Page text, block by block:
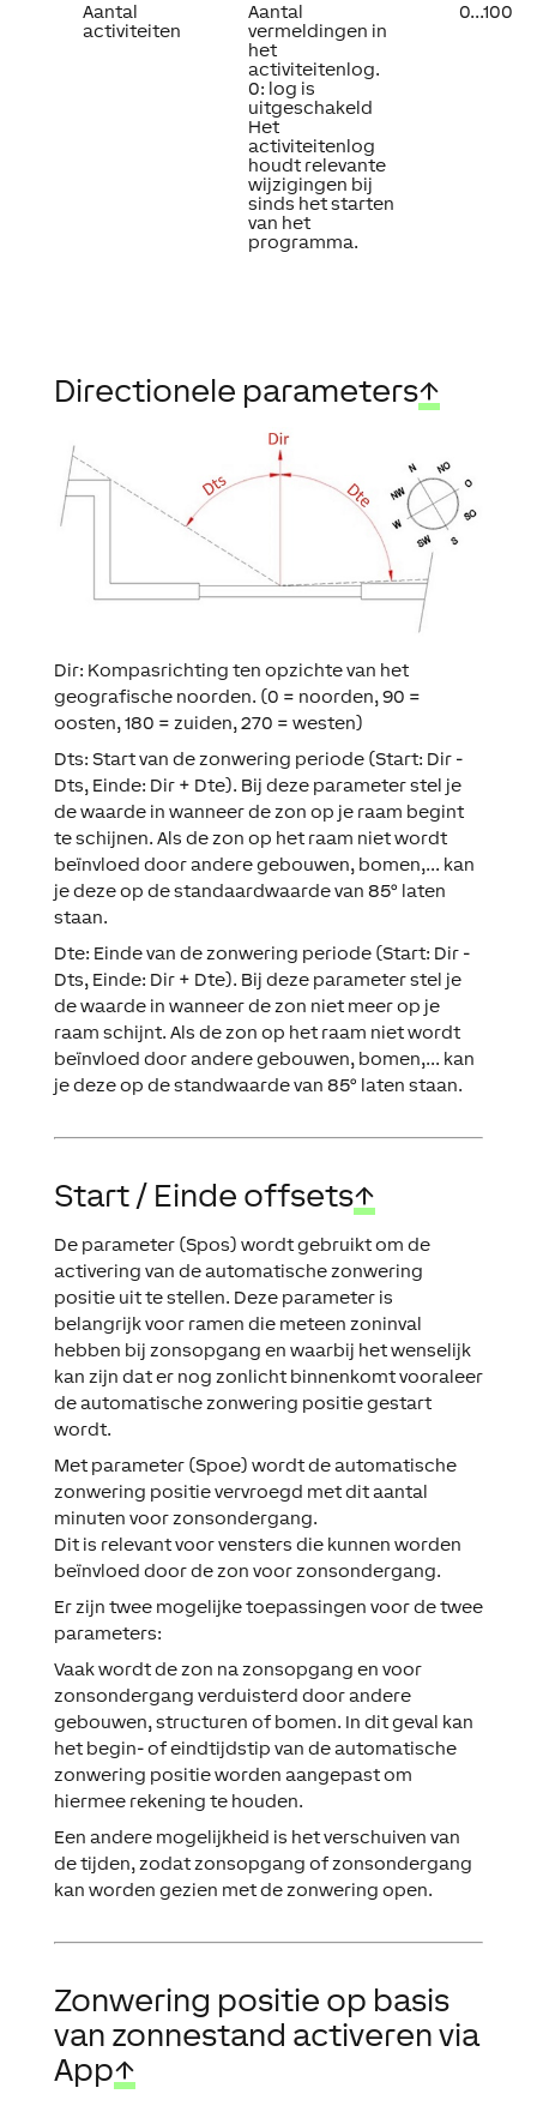
Aantal
activiteiten
Aantal
vermeldingen in
het
activiteitenlog.
0: log is
uitgeschakeld
Het
activiteitenlog
houdt relevante
wijzigingen bij
sinds het starten
van het
programma.
0...100
Directionele parameters↑
Dir: Kompasrichting ten opzichte van het
geografische noorden. (0 = noorden, 90 =
oosten, 180 = zuiden, 270 = westen)
Dts: Start van de zonwering periode (Start: Dir -
Dts, Einde: Dir + Dte). Bij deze parameter stel je
de waarde in wanneer de zon op je raam begint
te schijnen. Als de zon op het raam niet wordt
beïnvloed door andere gebouwen, bomen,... kan
je deze op de standaardwaarde van 85° laten
staan.
Dte: Einde van de zonwering periode (Start: Dir -
Dts, Einde: Dir + Dte). Bij deze parameter stel je
de waarde in wanneer de zon niet meer op je
raam schijnt. Als de zon op het raam niet wordt
beïnvloed door andere gebouwen, bomen,... kan
je deze op de standwaarde van 85° laten staan.
Start / Einde offsets↑
De parameter (Spos) wordt gebruikt om de
activering van de automatische zonwering
positie uit te stellen. Deze parameter is
belangrijk voor ramen die meteen zoninval
hebben bij zonsopgang en waarbij het wenselijk
kan zijn dat er nog zonlicht binnenkomt vooraleer
de automatische zonwering positie gestart
wordt.
Met parameter (Spoe) wordt de automatische
zonwering positie vervroegd met dit aantal
minuten voor zonsondergang.
Dit is relevant voor vensters die kunnen worden
beïnvloed door de zon voor zonsondergang.
Er zijn twee mogelijke toepassingen voor de twee
parameters:
Vaak wordt de zon na zonsopgang en voor
zonsondergang verduisterd door andere
gebouwen, structuren of bomen. In dit geval kan
het begin- of eindtijdstip van de automatische
zonwering positie worden aangepast om
hiermee rekening te houden.
Een andere mogelijkheid is het verschuiven van
de tijden, zodat zonsopgang of zonsondergang
kan worden gezien met de zonwering open.
Zonwering positie op basis
van zonnestand activeren via
App↑